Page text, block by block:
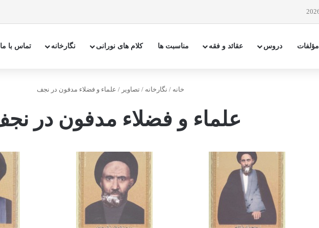
مؤلفات دروس عقائد و فقه مناسبت ها کلام های نورانی نگارخانه تماس با ما
خانه / نگارخانه / تصاوير / علماء و فضلاء مدفون در نجف
علماء و فضلاء مدفون در